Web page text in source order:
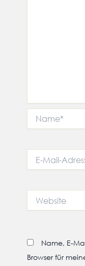
Mail-
Name, E-
Browser für